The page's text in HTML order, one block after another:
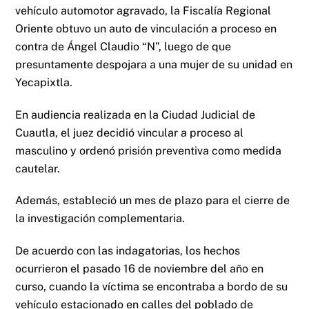
vehículo automotor agravado, la Fiscalía Regional
Oriente obtuvo un auto de vinculación a proceso en
contra de Ángel Claudio “N”, luego de que
presuntamente despojara a una mujer de su unidad en
Yecapixtla.
En audiencia realizada en la Ciudad Judicial de
Cuautla, el juez decidió vincular a proceso al
masculino y ordenó prisión preventiva como medida
cautelar.
Además, estableció un mes de plazo para el cierre de
la investigación complementaria.
De acuerdo con las indagatorias, los hechos
ocurrieron el pasado 16 de noviembre del año en
curso, cuando la víctima se encontraba a bordo de su
vehículo estacionado en calles del poblado de